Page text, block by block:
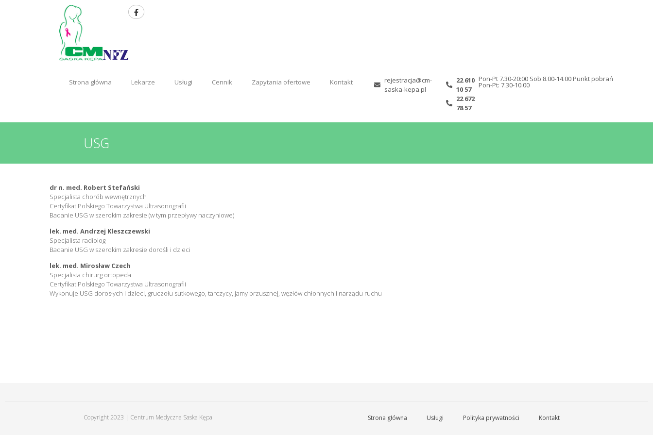
Strona główna Lekarze Usługi Cennik Zapytania ofertowe Kontakt
rejestracja@cm-
saska-kepa.pl
22 610
10 57
22 672
78 57
Pon-Pt 7.30-20:00 Sob 8.00-14.00 Punkt pobrań
Pon-Pt: 7.30-10.00
USG
dr n. med. Robert Stefański
Specjalista chorób wewnętrznych
Certyfikat Polskiego Towarzystwa Ultrasonografii
Badanie USG w szerokim zakresie (w tym przepływy naczyniowe)
lek. med. Andrzej Kleszczewski
Specjalista radiolog
Badanie USG w szerokim zakresie dorośli i dzieci
lek. med. Mirosław Czech
Specjalista chirurg ortopeda
Certyfikat Polskiego Towarzystwa Ultrasonografii
Wykonuje USG dorosłych i dzieci, gruczołu sutkowego, tarczycy, jamy brzusznej, węzłów chłonnych i narządu ruchu
Copyright 2023 | Centrum Medyczna Saska Kępa Strona główna Usługi Polityka prywatności Kontakt